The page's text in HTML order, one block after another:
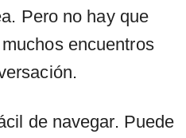
Pero no hay que
encuentros
de navegar. Puede